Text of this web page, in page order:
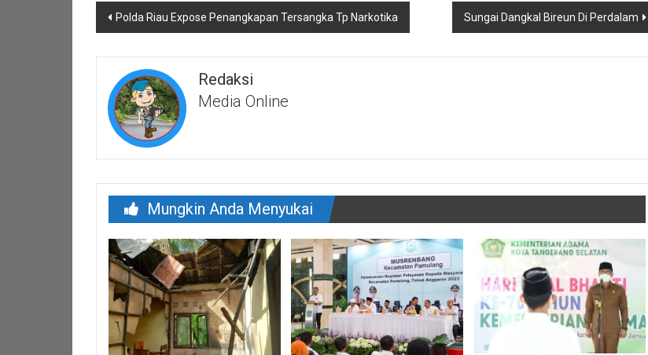
Navigasi
pos
Polda Riau Expose Penangkapan Tersangka Tp Narkotika Sungai Dangkal Bireun Di Perdalam
Redaksi
Media Online
Mungkin Anda Menyukai